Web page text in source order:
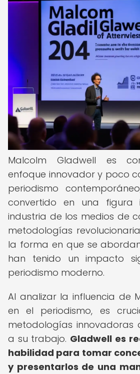
Malcolm Gladwell es
enfoque innovador y poco
periodismo
convertido en una figura
industria de los medios de
metodologías
la forma en que se
han tenido un impacto
periodismo moderno.
Al analizar la influencia de
en el periodismo, es
metodologías innovadoras
a su trabajo. Gladwell es
habilidad para tomar
y presentarlos de una